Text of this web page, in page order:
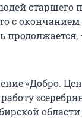
старшего
с окончанием
продолжается,
«Добро.